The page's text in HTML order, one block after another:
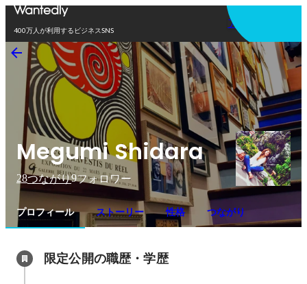
400万人が利用するビジネスSNS
アプリを使う
Megumi Shidara
28つながり9フォロワー
プロフィール ストーリー 性格 つながり
限定公開の職歴・学歴